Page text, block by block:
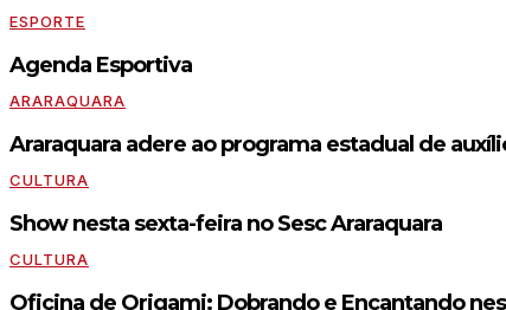
ESPORTE
Agenda Esportiva
ARARAQUARA
Araraquara adere ao programa estadual de
CULTURA
Show nesta sexta-feira no Sesc Araraquara
CULTURA
Oficina de Origami: Dobrando e Encantando